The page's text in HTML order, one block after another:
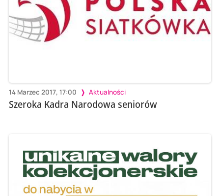
14 Marzec 2017, 17:00 Aktualności
Szeroka Kadra Narodowa seniorów